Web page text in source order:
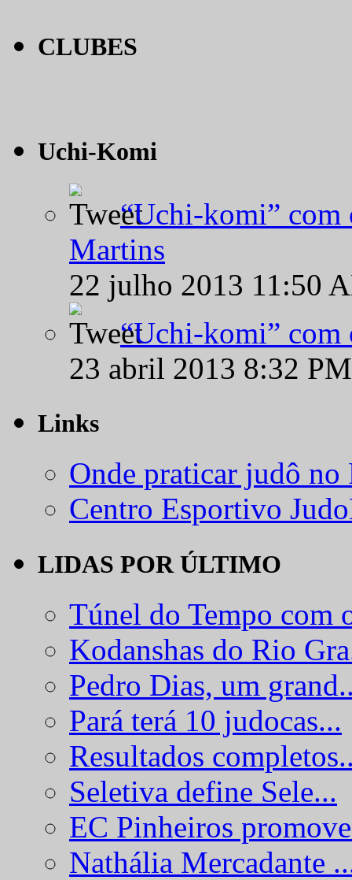
CLUBES
Uchi-Komi
“Uchi-komi” com
Martins
22 julho 2013 11:50
“Uchi-komi” com
23 abril 2013 8:32
Links
Onde praticar judô
Centro Esportivo
LIDAS POR ÚLTIMO
Túnel do Tempo com
Kodanshas do Rio
Pedro Dias, um
Pará terá 10 judocas...
Resultados
Seletiva define Sele...
EC Pinheiros
Nathália Mercadante